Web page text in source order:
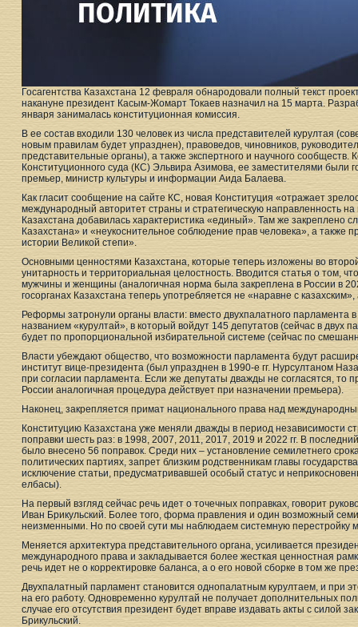
Госагентства Казахстана 12 февраля обнародовали полный текст
накануне президент Касым-Жомарт Токаев назначил на 15 марта.
января занималась конституционная комиссия.
В ее состав входили 130 человек из числа представителей курултая
новым правилам будет упразднен), правоведов, чиновников,
представительные органы), а также экспертного и научного сообществ.
Конституционного суда (КС) Эльвира Азимова, ее заместителями были
премьер, министр культуры и информации Аида Балаева.
Как гласит сообщение на сайте КС, новая Конституция «отражает
международный авторитет страны и стратегическую направленность
Казахстана добавилась характеристика «единый». Там же закреплено
Казахстана» и «неукоснительное соблюдение прав человека», а также
истории Великой степи».
Основными ценностями Казахстана, которые теперь изложены во
унитарность и территориальная целостность. Вводится статья о том,
мужчины и женщины (аналогичная норма была закреплена в России в
госорганах Казахстана теперь употребляется не «наравне с
Реформы затронули органы власти: вместо двухпалатного парламента
названием «курултай», в который войдут 145 депутатов (сейчас в двух
будет по пропорциональной избирательной системе (сейчас по
Власти убеждают общество, что возможности парламента будут
институт вице-президента (был упразднен в 1990-е гг. Нурсултаном
при согласии парламента. Если же депутаты дважды не согласятся, то
России аналогичная процедура действует при назначении премьера).
Наконец, закрепляется примат национального права над
Конституцию Казахстана уже меняли дважды в период независимости
поправки шесть раз: в 1998, 2007, 2011, 2017, 2019 и 2022 гг. В
было внесено 56 поправок. Среди них – установление семилетнего
политических партиях, запрет близким родственникам главы
исключение статьи, предусматривавшей особый статус и
елбасы).
На первый взгляд сейчас речь идет о точечных поправках, говорит
Иван Брикульский. Более того, форма правления и один возможный
неизменными. Но по своей сути мы наблюдаем системную перестройку
Меняется архитектура представительного органа, усиливается
международного права и закладывается более жесткая ценностная
речь идет не о корректировке баланса, а о его новой сборке в том же
Двухпалатный парламент становится однопалатным курултаем, и при
на его работу. Одновременно курултай не получает дополнительных
случае его отсутствия президент будет вправе издавать акты с силой
Брикульский.